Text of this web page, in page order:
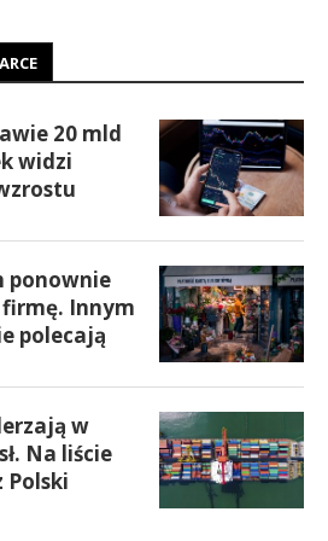
20 mld
widzi
ponownie
firmę. Innym
polecają
w
Na liście
Polski